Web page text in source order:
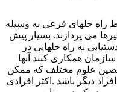
راه حلهای فرعی به وسیله
می پردازند. بسیار پیش
به راه حلهایی در
همکاری کنند آنها
علوم مختلف که ممکن
دیگر باشد .اکثر افرادی